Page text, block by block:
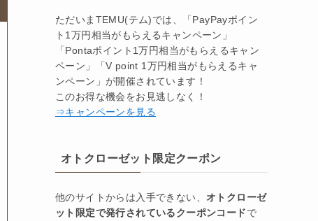
ただいまTEMU(テム)では、「PayPayポイン
ト1万円相当がもらえるキャンペーン」
「Pontaポイント1万円相当がもらえるキャン
ペーン」「V point 1万円相当がもらえるキャ
ンペーン」が開催されています！
このお得な機会をお見逃しなく！
⇒キャンペーンを見る
オトクローゼット限定クーポン
他のサイトからは入手できない、 オトクローゼ
ット限定で発行されているクーポンコードで